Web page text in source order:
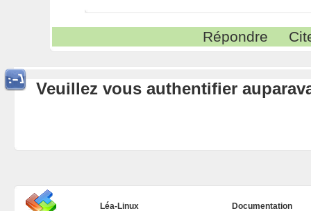
Répondre
Veuillez vous authentifier
Léa-Linux
Documentation